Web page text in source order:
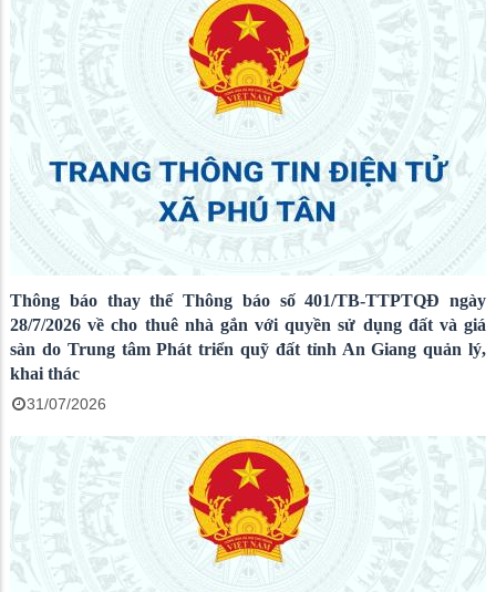
Thông báo thay thế Thông báo số 401/TB-TTPTQĐ ngày
28/7/2026 về cho thuê nhà gắn với quyền sử dụng đất và giá
sàn do Trung tâm Phát triển quỹ đất tỉnh An Giang quản lý,
khai thác
31/07/2026